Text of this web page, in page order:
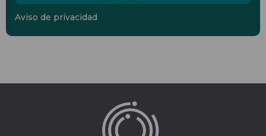
Aviso de privacidad